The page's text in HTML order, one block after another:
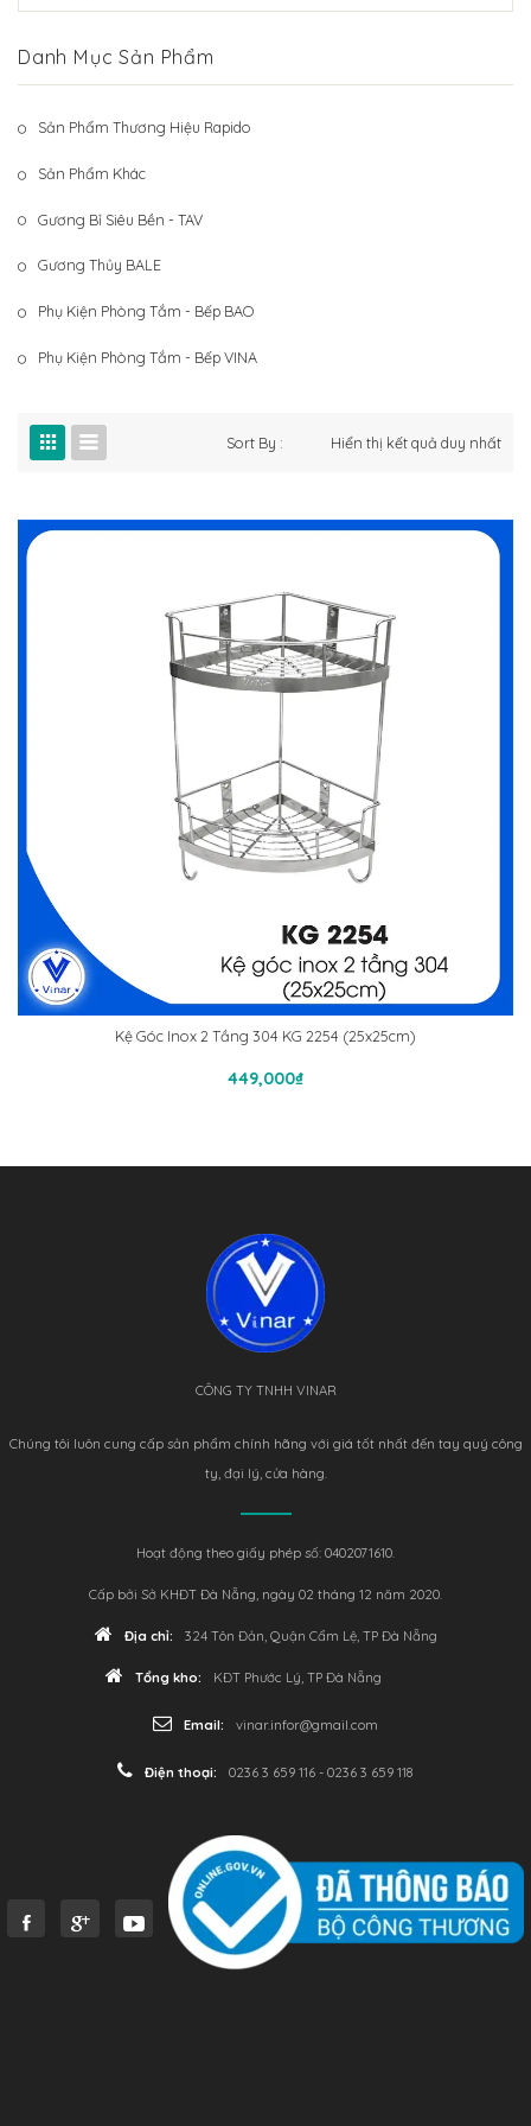
Phụ Kiện Phòng Tắm – Bếp VINA
Sản Phẩm Khác
Danh Mục Sản Phẩm
Sản Phẩm Thương Hiệu Rapido
Sản Phẩm Khác
Gương Bỉ Siêu Bền - TAV
Gương Thủy BALE
Phụ Kiện Phòng Tắm - Bếp BAO
Phụ Kiện Phòng Tắm - Bếp VINA
Hiển thị kết quả duy nhất
Sort By :
Kệ Góc Inox 2 Tầng 304 KG 2254 (25x25cm)
449,000₫
Thêm Vào Giỏ Hàng
CÔNG TY TNHH VINAR
Chúng tôi luôn cung cấp sản phẩm chính hãng với giá tốt nhất đến tay quý công
ty, đại lý, cửa hàng.
Hoạt động theo giấy phép số: 0402071610.
Cấp bởi Sở KHĐT Đà Nẵng, ngày 02 tháng 12 năm 2020.
Địa chỉ: 324 Tôn Đản, Quận Cẩm Lệ, TP Đà Nẵng
Tổng kho: KĐT Phước Lý, TP Đà Nẵng
Email: vinar.infor@gmail.com
Điện thoại: 0236 3 659 116 - 0236 3 659 118